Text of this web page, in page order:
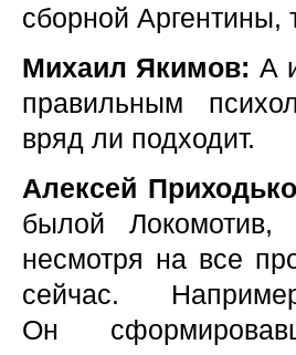
сборной
Михаил Якимов: А
правильным
вряд ли подходит.
Алексей
былой
несмотря на все
сейчас.
Он